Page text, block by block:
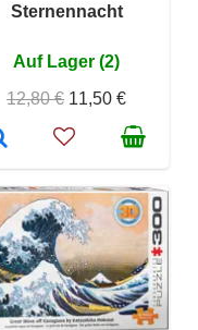
Sternennacht
Auf Lager (2)
12,80 € 11,50 €